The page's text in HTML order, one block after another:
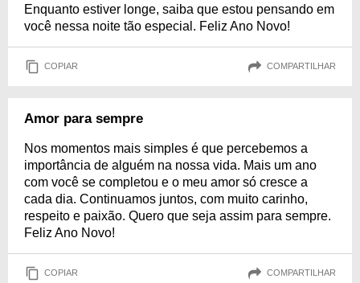
Enquanto estiver longe, saiba que estou pensando em
você nessa noite tão especial. Feliz Ano Novo!
COPIAR COMPARTILHAR
Amor para sempre
Nos momentos mais simples é que percebemos a
importância de alguém na nossa vida. Mais um ano
com você se completou e o meu amor só cresce a
cada dia. Continuamos juntos, com muito carinho,
respeito e paixão. Quero que seja assim para sempre.
Feliz Ano Novo!
COPIAR COMPARTILHAR